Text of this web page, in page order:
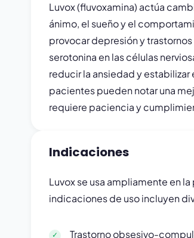
Luvox (fluvoxamina) actúa
ánimo, el sueño y el
provocar depresión y
serotonina en las células
reducir la ansiedad y
pacientes pueden notar una
requiere paciencia y
Indicaciones
Luvox se usa ampliamente en
indicaciones de uso incluyen
Trastorno obsesivo-